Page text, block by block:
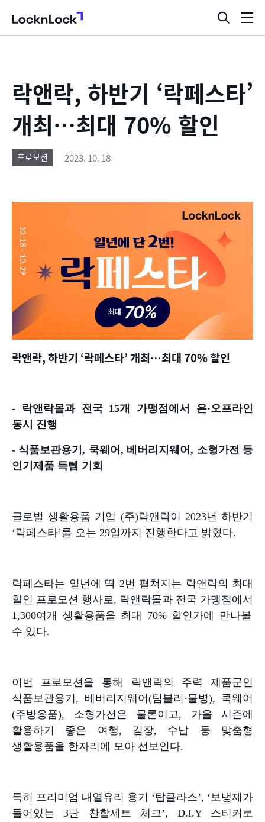
LocknLock
검
색
락앤락, 하반기 ‘락페스타’
개최…최대 70% 할인
프로모션 2023. 10. 18
락앤락,하반기 ‘락페스타’개최…최대 70%할인
- 락앤락몰과 전국15개 가맹점에서 온·오프라인
동시 진행
- 식품보관용기, 쿡웨어 , 베버리지웨어, 소형가전 등
인기제품 득템 기회
글로벌 생활용품 기업 (주)락앤락이 2023년 하반기
‘락페스타’를 오는 29일까지 진행한다고 밝혔다.
락페스타는 일년에 딱 2번 펼쳐지는 락앤락의 최대
할인 프로모션 행사로 , 락앤락몰과 전국 가맹점에서
1,300여개 생활용품을 최대 70% 할인가에 만나볼
수 있다.
이번 프로모션을 통해 락앤락의 주력 제품군인
식품보관용기 , 베버리지웨어(텀블러 ·물병), 쿡웨어
(주방용품), 소형가전은 물론이고 , 가을 시즌에
활용하기 좋은 여행, 김장, 수납 등 맞춤형
생활용품을 한자리에 모아 선보인다.
특히 프리미엄 내열유리 용기 ‘탑클라스’, ‘ 보냉제가
들어있는 3단 찬합세트 체크’, D.I.Y 스티커로